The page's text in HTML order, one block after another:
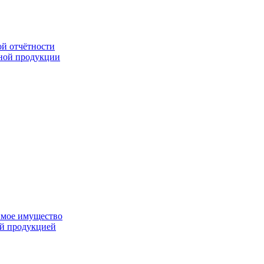
отчётности
продукции
имущество
продукцией